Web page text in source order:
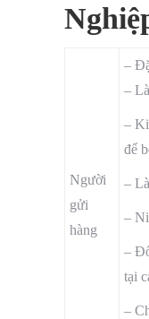
Người
gửi
hàng
–
–
–
để
–
–
–
tại
–